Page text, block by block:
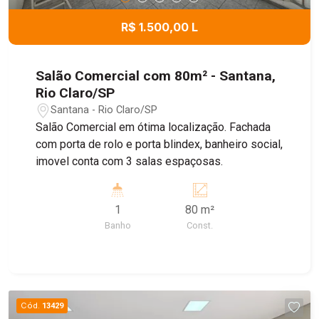
R$ 1.500,00 L
Salão Comercial com 80m² - Santana,
Rio Claro/SP
Santana - Rio Claro/SP
Salão Comercial em ótima localização. Fachada
com porta de rolo e porta blindex, banheiro social,
imovel conta com 3 salas espaçosas.
1
Banho
80 m²
Const.
Cód. 13429